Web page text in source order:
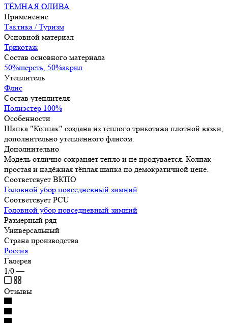
ТЁМНАЯ ОЛИВА
Применение
Тактика / Туризм
Основной материал
Трикотаж
Состав основного материала
50%шерсть, 50%акрил
Утеплитель
Флис
Состав утеплителя
Полиэстер 100%
Особенности
Шапка "Колпак" создана из тёплого трикотажа плотной вязки,
дополнительно утеплённого флисом.
Дополнительно
Модель отлично сохраняет тепло и не продувается. Колпак -
простая и надёжная тёплая шапка по демократичной цене.
Соответсвует ВКПО
Головной убор повседневный зимний
Соответсвует PCU
Головной убор повседневный зимний
Размерный ряд
Универсальный
Страна производства
Россия
Галерея
1/0 —
Отзывы